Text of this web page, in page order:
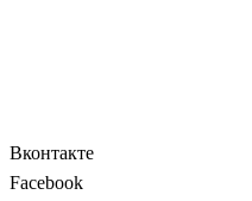
Вконтакте
Facebook